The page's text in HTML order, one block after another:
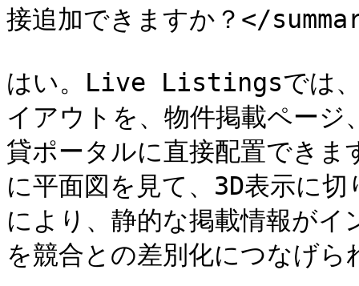
接追加できますか？</
はい。Live Listingsでは、
イアウトを、物件掲載ペー
貸ポータルに直接配置でき
に平面図を見て、3D表示に
により、静的な掲載情報が
を競合との差別化につなげら